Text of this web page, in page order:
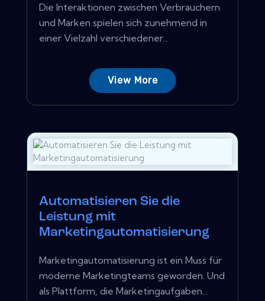
Die Interaktionen zwischen Verbrauchern
und Marken spielen sich zunehmend in
einer Vielzahl verschiedener...
View More
Automatisieren Sie die
Leistung mit
Marketingautomatisierung
Marketingautomatisierung ist ein Muss für
moderne Marketingteams geworden. Und
als Plattform, die Marketingaufgaben...